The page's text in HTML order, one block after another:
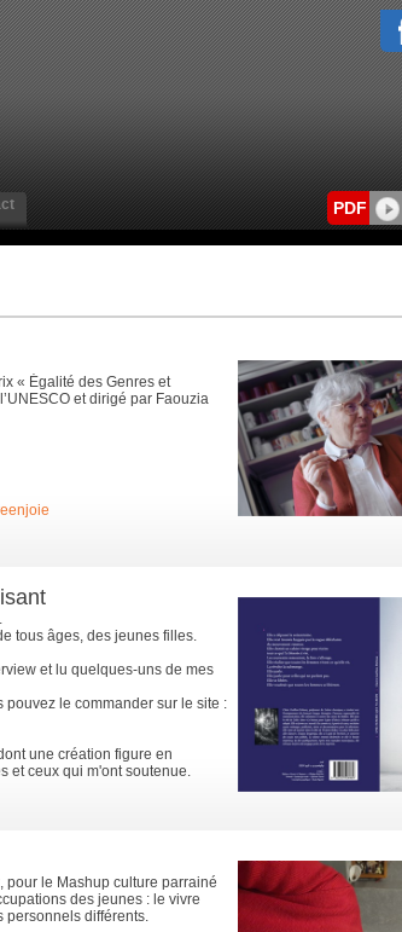
PDF
« Égalité des Genres et
et dirigé par Faouzia
tous âges, des jeunes filles.
et lu quelques-uns de mes
le commander sur le site :
une création figure en
et ceux qui m'ont soutenue.
pour le Mashup culture parrainé
des jeunes : le vivre
personnels différents.